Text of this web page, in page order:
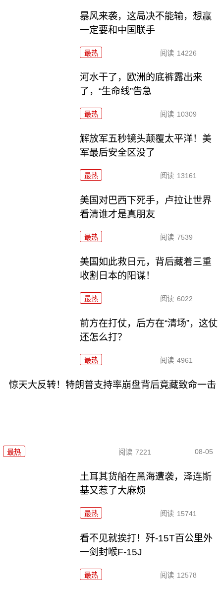
暴风来袭，这局决不能输，想赢
一定要和中国联手
最热 阅读 14226
河水干了，欧洲的底裤露出来
了，“生命线”告急
最热 阅读 10309
解放军五秒镜头颠覆太平洋！美
军最后安全区没了
最热 阅读 13161
美国对巴西下死手，卢拉让世界
看清谁才是真朋友
最热 阅读 7539
美国如此救日元，背后藏着三重
收割日本的阳谋！
最热 阅读 6022
前方在打仗，后方在“清场”，这仗
还怎么打？
最热 阅读 4961
惊天大反转！特朗普支持率崩盘背后竟藏致命一击
最热 阅读 7221 08-05
土耳其货船在黑海遭袭，泽连斯
基又惹了大麻烦
最热 阅读 15741
看不见就挨打！歼-15T百公里外
一剑封喉F-15J
最热 阅读 12578